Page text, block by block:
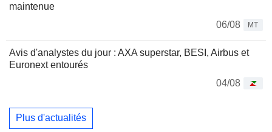
maintenue
06/08
MT
Avis d'analystes du jour : AXA superstar, BESI, Airbus et
Euronext entourés
04/08
Plus d'actualités